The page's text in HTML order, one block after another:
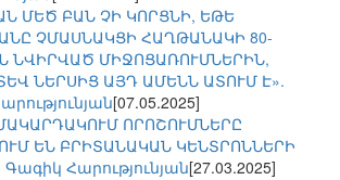
ՄԵԾ ԲԱՆ ՉԻ ԿՈՐՑՆԻ, ԵԹԵ
ՉՄԱՍՆԱԿՑԻ ՀԱՂԹԱՆԱԿԻ 80-
ՆՎԻՐՎԱԾ ՄԻՋՈՑԱՌՈՒՄՆԵՐԻՆ,
ՆԵՐՍԻՑ ԱՅԴ ԱՄԵՆՆ ԱՏՈՒՄ Է».
[07.05.2025]
ՈՐՈՇՈՒՄՆԵՐԸ
ԵՆ ԲՐԻՏԱՆԱԿԱՆ ԿԵՆՏՐՈՆՆԵՐԻ
Հարությունյան[27.03.2025]